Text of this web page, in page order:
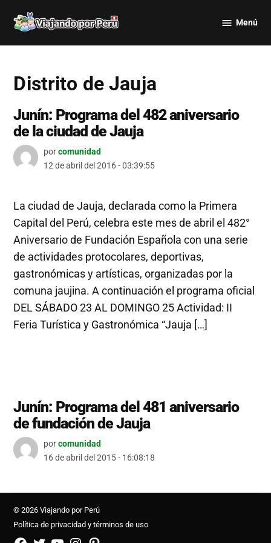
por Perú
Menú
Distrito de Jauja
Junín: Programa del 482 aniversario
de la ciudad de Jauja
porcomunidad
12 de abril del 2016 - 03:39:55
La ciudad de Jauja, declarada como la Primera
Capital del Perú, celebra este mes de abril el 482°
Aniversario de Fundación Española con una serie
de actividades protocolares, deportivas,
gastronómicas y artísticas, organizadas por la
comuna jaujina. A continuación el programa oficial
DEL SÁBADO 23 AL DOMINGO 25 Actividad: II
Feria Turística y Gastronómica “Jauja […]
Junín: Programa del 481 aniversario
de fundación de Jauja
porcomunidad
16 de abril del 2015 - 16:08:18
© 2026 Viajando por Perú
Política de privacidad y términos de uso